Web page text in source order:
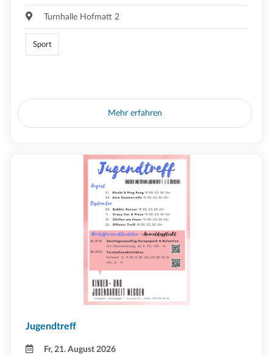
Turnhalle Hofmatt 2
Sport
Mehr erfahren
Jugendtreff
Fr, 21. August 2026